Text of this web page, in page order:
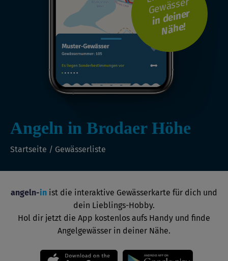
Angeln in Brodaer Höhe
Startseite / Gewässerliste
Gewässer
i
n
d
ei
n
er
N
ä
h
e!
angeln-in ist die interaktive Gewässerkarte für dich und
dein Lieblings-Hobby.
Hol dir jetzt die App kostenlos aufs Handy und finde
Angelgewässer in deiner Nähe.